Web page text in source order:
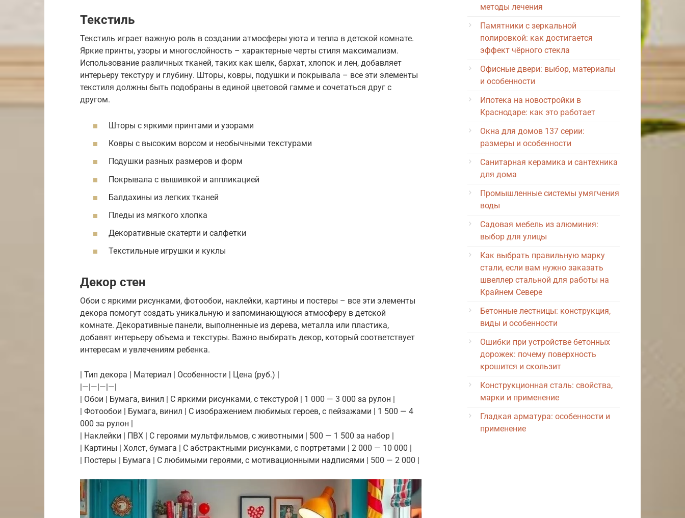
Текстиль
Текстиль играет важную роль в создании атмосферы уюта и тепла в детской комнате.
Яркие принты, узоры и многослойность – характерные черты стиля максимализм.
Использование различных тканей, таких как шелк, бархат, хлопок и лен, добавляет
интерьеру текстуру и глубину. Шторы, ковры, подушки и покрывала – все эти элементы
текстиля должны быть подобраны в единой цветовой гамме и сочетаться друг с
другом.
Шторы с яркими принтами и узорами
Ковры с высоким ворсом и необычными текстурами
Подушки разных размеров и форм
Покрывала с вышивкой и аппликацией
Балдахины из легких тканей
Пледы из мягкого хлопка
Декоративные скатерти и салфетки
Текстильные игрушки и куклы
Декор стен
Обои с яркими рисунками, фотообои, наклейки, картины и постеры – все эти элементы
декора помогут создать уникальную и запоминающуюся атмосферу в детской
комнате. Декоративные панели, выполненные из дерева, металла или пластика,
добавят интерьеру объема и текстуры. Важно выбирать декор, который соответствует
интересам и увлечениям ребенка.
| Тип декора | Материал | Особенности | Цена (руб.) |
|—|—|—|—|
| Обои | Бумага, винил | С яркими рисунками, с текстурой | 1 000 — 3 000 за рулон |
| Фотообои | Бумага, винил | С изображением любимых героев, с пейзажами | 1 500 — 4
000 за рулон |
| Наклейки | ПВХ | С героями мультфильмов, с животными | 500 — 1 500 за набор |
| Картины | Холст, бумага | С абстрактными рисунками, с портретами | 2 000 — 10 000 |
| Постеры | Бумага | С любимыми героями, с мотивационными надписями | 500 — 2 000 |
методы лечения
Памятники с зеркальной
полировкой: как достигается
эффект чёрного стекла
Офисные двери: выбор, материалы
и особенности
Ипотека на новостройки в
Краснодаре: как это работает
Окна для домов 137 серии:
размеры и особенности
Санитарная керамика и сантехника
для дома
Промышленные системы умягчения
воды
Садовая мебель из алюминия:
выбор для улицы
Как выбрать правильную марку
стали, если вам нужно заказать
швеллер стальной для работы на
Крайнем Севере
Бетонные лестницы: конструкция,
виды и особенности
Ошибки при устройстве бетонных
дорожек: почему поверхность
крошится и скользит
Конструкционная сталь: свойства,
марки и применение
Гладкая арматура: особенности и
применение